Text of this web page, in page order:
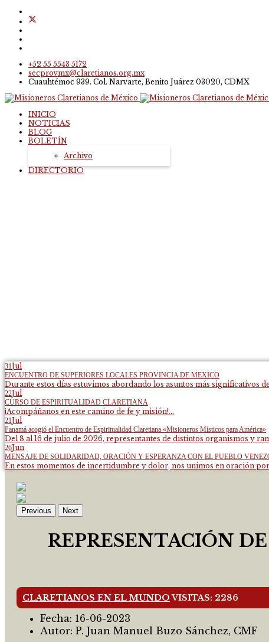
+52 55 5543 5172
secprovmx@claretianos.org.mx
Cuauhtémoc 939. Col. Narvarte, Benito Juárez 03020, CDMX
INICIO
NOTICIAS
BLOG
BOLETÍN
Archivo
DIRECTORIO
31Jul
ENCUENTRO DE SUPERIORES LOCALES PROVINCIA DE MEXICO
Durante estos días estuvimos abordando los asuntos más significativos
22Jul
CURSO DE ESPIRITUALIDAD CLARETIANA
¡Acompáñanos en este camino de fe y misión!...
21Jul
Panamá acogió el Encuentro de Espiritualidad Claretiana «Misioneros Místicos para América»
Del 8 al 16 de julio de 2026, representantes de distintos organismos y
26Jun
MENSAJE DE SOLIDARIDAD, ORACIÓN Y ESPERANZA CON EL PUEBLO
En estos momentos de incertidumbre y dolor, nos unimos en oración por
Previous Next
REPRESENTACIÓN
CLARETIANOS EN EL MUNDO VISITAS: 2286
Fecha: 16-06-2023
Autor: P. Juan Manuel Buzo Sánchez, CMF